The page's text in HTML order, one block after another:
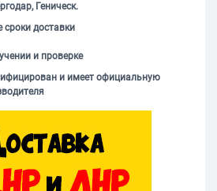
Геническ.
доставки
и проверке
и имеет официальную